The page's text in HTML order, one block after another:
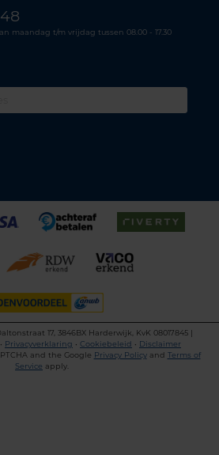
maandag t/m vrijdag tussen 08.00 - 17.30
17, 3846BX Harderwijk, KvK 08017845 |
• Privacyverklaring • Cookiebeleid • Disclaimer
and the Google Privacy Policyand Terms of
Service apply.